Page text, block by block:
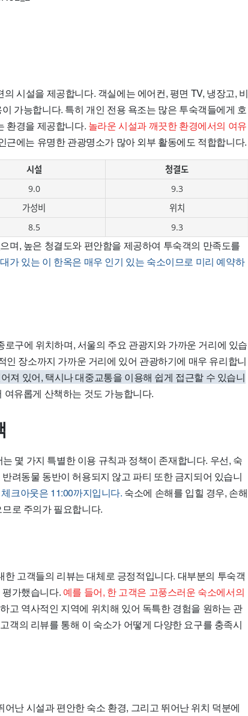
시설을 제공합니다. 객실에는 에어컨, 평면 TV, 냉장고, 비
가능합니다. 특히 개인 전용 욕조는 많은 투숙객들에게 호
환경을 제공합니다. 놀라운 시설과 깨끗한 환경에서의 여유
근에는 유명한 관광명소가 많아 외부 활동에도 적합합니다.
시설
청결도
9.0
9.3
가성비
위치
8.5 9.3
며, 높은 청결도와 편안함을 제공하여 투숙객의 만족도를
가 있는 이 한옥은 매우 인기 있는 숙소이므로 미리 예약하
로구에 위치하며, 서울의 주요 관광지와 가까운 거리에 있습
인 장소까지 가까운 거리에 있어 관광하기에 매우 유리합니
져 있어, 택시나 대중교통을 이용해 쉽게 접근할 수 있습니
유롭게 산책하는 것도 가능합니다.
몇 가지 특별한 이용 규칙과 정책이 존재합니다. 우선, 숙
려동물 동반이 허용되지 않고 파티 또한 금지되어 있습니
크아웃은 11:00까지입니다. 숙소에 손해를 입힐 경우, 손해
로 주의가 필요합니다.
한 고객들의 리뷰는 대체로 긍정적입니다. 대부분의 투숙객
가했습니다. 예를 들어, 한 고객은 고풍스러운 숙소에서의
고 역사적인 지역에 위치해 있어 독특한 경험을 원하는 관
객의 리뷰를 통해 이 숙소가 어떻게 다양한 요구를 충족시
어난 시설과 편안한 숙소 환경, 그리고 뛰어난 위치 덕분에